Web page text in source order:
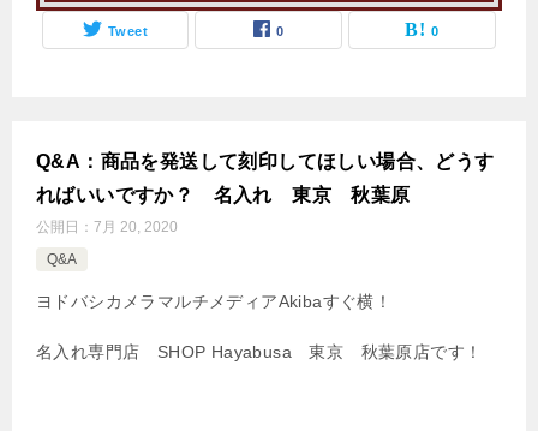
Tweet 0 0
Q&A：商品を発送して刻印してほしい場合、どうす
ればいいですか？ 名入れ 東京 秋葉原
公開日： 7月 20, 2020
Q&A
ヨドバシカメラマルチメディアAkibaすぐ横！
名入れ専門店 SHOP Hayabusa 東京 秋葉原店です！